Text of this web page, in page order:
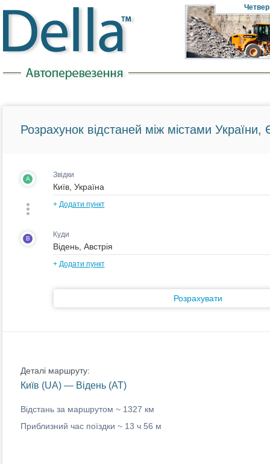
Четвер
Розрахунок відстаней між містами України,
A Звідки
+ Додати пункт
B Куди
+ Додати пункт
Розрахувати
Деталі маршруту:
Київ (UA) — Відень (AT)
Відстань за маршрутом ~ 1327 км
Приблизний час поїздки ~ 13 ч 56 м